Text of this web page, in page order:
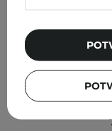
PROMOCJA BESTSELLER
Geek &